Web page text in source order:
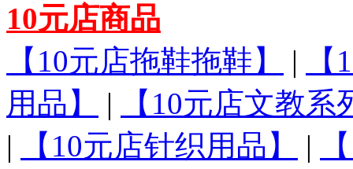
10元店商品
【10元店拖鞋拖鞋】
|
用品】
|
【10元店文教系
|
【10元店针织用品】 |